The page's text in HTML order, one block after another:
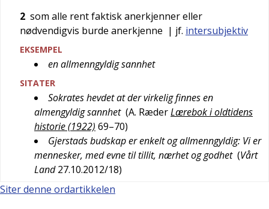
2 som alle rent faktisk anerkjenner eller
nødvendigvis burde anerkjenne | jf. intersubjektiv
EKSEMPEL
en allmenngyldig sannhet
SITATER
Sokrates hevdet at der virkelig finnes en
almengyldig sannhet (A. RæderLærebok i oldtidens
historie (1922) 69–70)
Gjerstads budskap er enkelt og allmenngyldig: Vi er
mennesker, med evne til tillit, nærhet og godhet (Vårt
Land 27.10.2012/18)
Siter denne ordartikkelen